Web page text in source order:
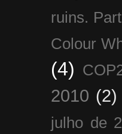
ruins. Part
Colour
(4)
2010 (2)
julho de